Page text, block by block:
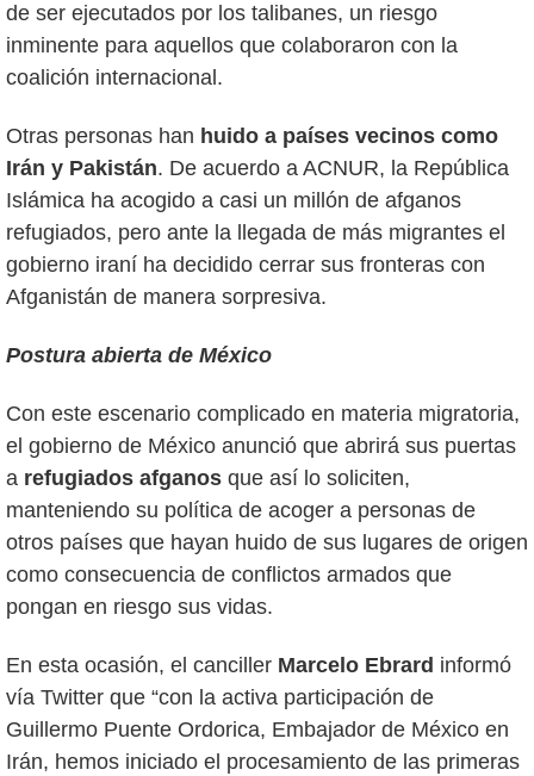
de ser ejecutados por los talibanes, un riesgo
inminente para aquellos que colaboraron con la
coalición internacional.
Otras personas han huido a países vecinos como
Irán y Pakistán. De acuerdo a ACNUR, la República
Islámica ha acogido a casi un millón de afganos
refugiados, pero ante la llegada de más migrantes el
gobierno iraní ha decidido cerrar sus fronteras con
Afganistán de manera sorpresiva.
Postura abierta de México
Con este escenario complicado en materia migratoria,
el gobierno de México anunció que abrirá sus puertas
a refugiados afganos que así lo soliciten,
manteniendo su política de acoger a personas de
otros países que hayan huido de sus lugares de origen
como consecuencia de conflictos armados que
pongan en riesgo sus vidas.
En esta ocasión, el canciller Marcelo Ebrard informó
vía Twitter que “con la activa participación de
Guillermo Puente Ordorica, Embajador de México en
Irán, hemos iniciado el procesamiento de las primeras